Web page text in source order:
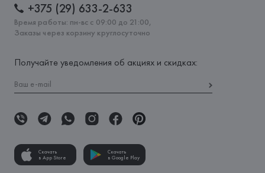
+375 (29) 633-2-633
Время работы: пн-вс с 09:00 до 21:00,
Заказы через корзину круглосуточно
Получайте уведомления об акциях и скидках:
Скачать
в App Store
Скачать
в Google Play